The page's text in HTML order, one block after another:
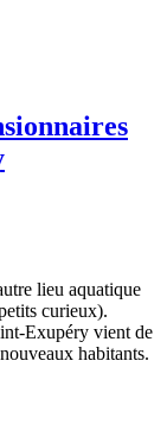
lieu aquatique
curieux).
Exupéry vient de
habitants.